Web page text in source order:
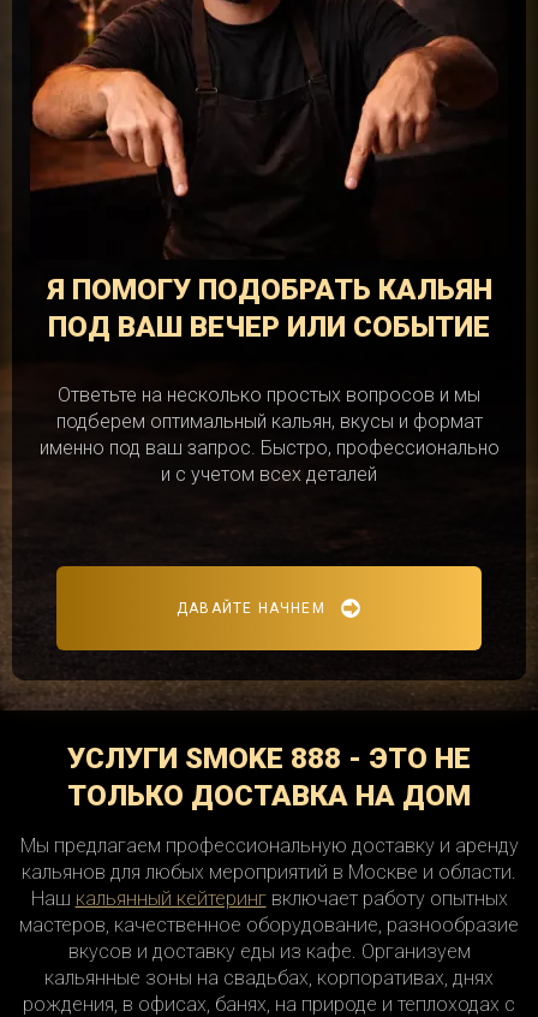
Я ПОМОГУ ПОДОБРАТЬ КАЛЬЯН
ПОД ВАШ ВЕЧЕР ИЛИ СОБЫТИЕ
Ответьте на несколько простых вопросов и мы
подберем оптимальный кальян, вкусы и формат
именно под ваш запрос. Быстро, профессионально
и с учетом всех деталей
ДАВАЙТЕ НАЧНЕМ
УСЛУГИ SMOKE 888 - ЭТО НЕ
ТОЛЬКО ДОСТАВКА НА ДОМ
Мы предлагаем профессиональную доставку и аренду
кальянов для любых мероприятий в Москве и области.
Наш кальянный кейтерингвключает работу опытных
мастеров, качественное оборудование, разнообразие
вкусов и доставку еды из кафе. Организуем
кальянные зоны на свадьбах, корпоративах, днях
рождения, в офисах, банях, на природе и теплоходах с